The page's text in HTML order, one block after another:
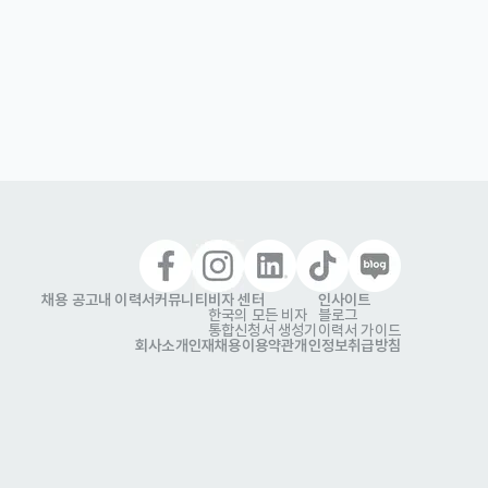
채용 공고내 이력서커뮤니티 비자 센터
한국의 모든 비자
통합신청서 생성기
인사이트
블로그
이력서 가이드
회사소개인재채용이용약관개인정보취급방침